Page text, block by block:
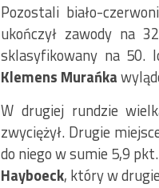
Pozostali biało-
ukończył zawody na
sklasyfikowany na 50.
Klemens Murańka
W drugiej rundzie
zwyciężył. Drugie
do niego w sumie 5,9
Hayboeck, który w